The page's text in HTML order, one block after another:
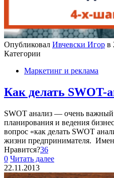
Опубликовал Ивчевски Игор в
Категории
Маркетинг и реклама
Как делать SWOT-
SWOT анализ — очень важный
планирования и ведения
вопрос «как делать SWOT
жизни предпринимателя.
Нравится?36
0 Читать далее
22.11.2013